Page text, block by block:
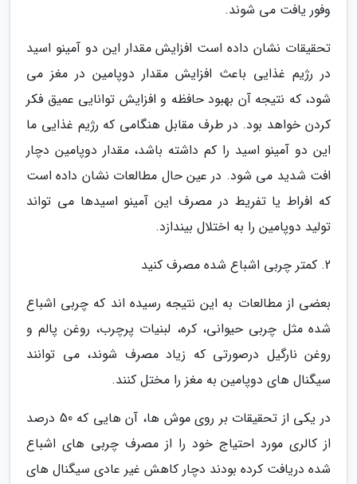
وفور یافت می شوند.
تحقیقات نشان داده است افزایش مقدار این دو آمینو اسید
در رژیم غذایی باعث افزایش مقدار دوپامین در مغز می
شود، که نتیجه آن بهبود حافظه و افزایش توانایی عمیق فکر
کردن خواهد بود. در طرف مقابل هنگامی که رژیم غذایی ما
این دو آمینو اسید را کم داشته باشد، مقدار دوپامین دچار
افت شدید می شود. در عین حال مطالعات نشان داده است
که افراط یا تفریط در مصرف این آمینو اسیدها می تواند
تولید دوپامین را به اختلال بیندازد.
2. کمتر چربی اشباع شده مصرف کنید
بعضی از مطالعات به این نتیجه رسیده اند که چربی اشباع
شده مثل چربی حیوانی، کره، لبنیات پرچرب، روغن پالم و
روغن نارگیل درصورتی که زیاد مصرف شوند، می توانند
سیگنال های دوپامین به مغز را مختل کنند.
در یکی از تحقیقات بر روی موش ها، آن هایی که 50 درصد
از کالری مورد احتیاج خود را از مصرف چربی های اشباع
شده دریافت کرده بودند دچار کاهش غیر عادی سیگنال های